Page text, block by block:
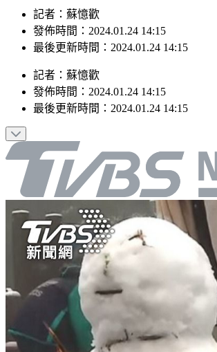
發佈時間：2024.01.24 14:15
最後更新時間：2024.01.24 14:15
發佈時間：2024.01.24 14:15
最後更新時間：2024.01.24 14:15